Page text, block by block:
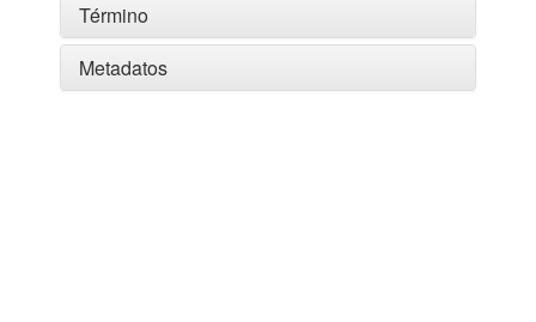
Término
Metadatos